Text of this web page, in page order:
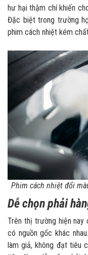
hư hại thậm chí khiến
Đặc biệt trong trường
phim cách nhiệt kém
Phim cách nhiệt đổi
Dễ chọn phải
Trên thị trường hiện nay
có nguồn gốc khác
làm giả, không đạt tiêu